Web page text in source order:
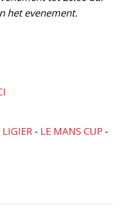
het evenement.
LIGIER - LE MANS CUP -